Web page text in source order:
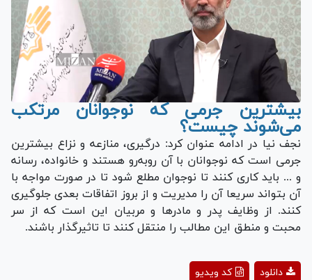
بیشترین جرمی که نوجوانان مرتکب
می‌شوند چیست؟
نجف نیا در ادامه عنوان کرد: درگیری، منازعه و نزاع بیشترین
جرمی است که نوجوانان با آن رو‌به‌رو هستند و خانواده، رسانه
و ... باید کاری کنند تا نوجوان مطلع شود تا در صورت مواجه با
آن بتواند سریعا آن را مدیریت و از بروز اتفاقات بعدی جلوگیری
کنند. از وظایف پدر و مادر‌ها و مربیان این است که از سر
محبت و منطق این مطالب را منتقل کنند تا تاثیرگذار باشند.
Playکد ویدیو دانلود